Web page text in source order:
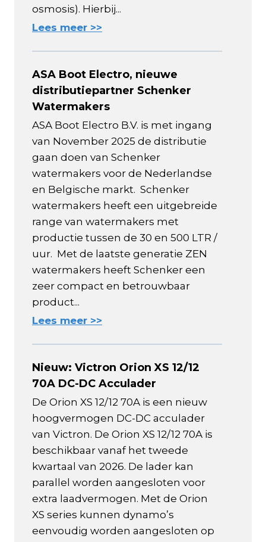
osmosis). Hierbij...
Lees meer >>
ASA Boot Electro, nieuwe
distributiepartner Schenker
Watermakers
ASA Boot Electro B.V. is met ingang
van November 2025 de distributie
gaan doen van Schenker
watermakers voor de Nederlandse
en Belgische markt. Schenker
watermakers heeft een uitgebreide
range van watermakers met
productie tussen de 30 en 500 LTR /
uur. Met de laatste generatie ZEN
watermakers heeft Schenker een
zeer compact en betrouwbaar
product...
Lees meer >>
Nieuw: Victron Orion XS 12/12
70A DC-DC Acculader
De Orion XS 12/12 70A is een nieuw
hoogvermogen DC-DC acculader
van Victron. De Orion XS 12/12 70A is
beschikbaar vanaf het tweede
kwartaal van 2026. De lader kan
parallel worden aangesloten voor
extra laadvermogen. Met de Orion
XS series kunnen dynamo’s
eenvoudig worden aangesloten op